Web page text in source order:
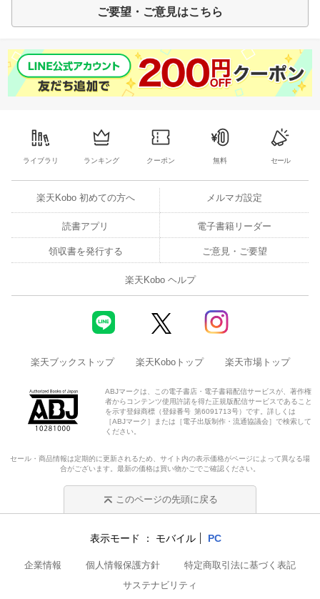
ご要望・ご意見はこちら
ライブラリ ランキング クーポン 無料 セール
楽天Kobo 初めての方へ メルマガ設定
読書アプリ 電子書籍リーダー
領収書を発行する ご意見・ご要望
楽天Kobo ヘルプ
楽天ブックストップ 楽天Koboトップ 楽天市場トップ
ABJマークは、この電子書店・電子書籍配信サービスが、著作権
者からコンテンツ使用許諾を得た正規版配信サービスであること
を示す登録商標（登録番号 第6091713号）です。詳しくは
［ABJマーク］または［電子出版制作・流通協議会］で検索して
ください。
セール・商品情報は定期的に更新されるため、サイト内の表示価格がページによって異なる場
合がございます。最新の価格は買い物かごでご確認ください。
このページの先頭に戻る
表示モード モバイル PC
企業情報 個人情報保護方針
特定商取引法に基づく表記
サステナビリティ